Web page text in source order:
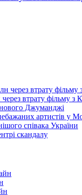
втрату фільму з
Джуманджі
артистів у
співака України
скандалу